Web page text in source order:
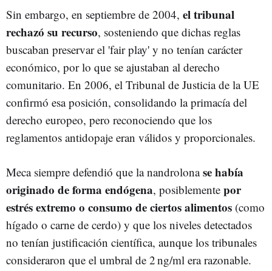
Sin embargo, en septiembre de 2004, el tribunal
rechazó su recurso, sosteniendo que dichas reglas
buscaban preservar el 'fair play' y no tenían carácter
económico, por lo que se ajustaban al derecho
comunitario. En 2006, el Tribunal de Justicia de la UE
confirmó esa posición, consolidando la primacía del
derecho europeo, pero reconociendo que los
reglamentos antidopaje eran válidos y proporcionales.
Meca siempre defendió que la nandrolonase había
originado de forma endógena, posiblemente por
estrés extremo o consumo de ciertos alimentos (como
hígado o carne de cerdo) y que los niveles detectados
no tenían justificación científica, aunque los tribunales
consideraron que el umbral de 2 ng/ml era razonable.